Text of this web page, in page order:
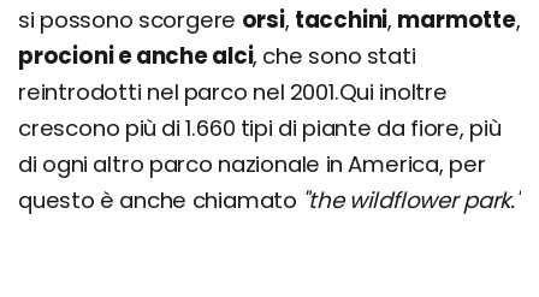
si possono scorgere orsi, tacchini, marmotte,
procioni e anche alci, che sono stati
reintrodotti nel parco nel 2001.Qui inoltre
crescono più di 1.660 tipi di piante da fiore, più
di ogni altro parco nazionale in America, per
questo è anche chiamato "the wildflower park."